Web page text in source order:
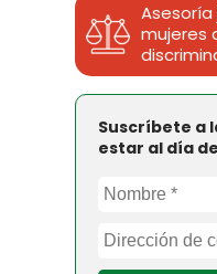
mujeres
Suscríbete a
estar al día